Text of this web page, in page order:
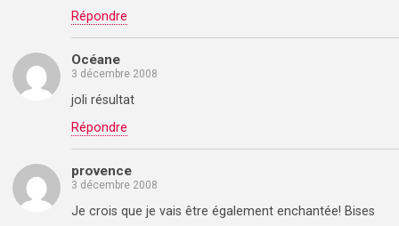
Répondre
Océane
3 décembre 2008
joli résultat
Répondre
provence
3 décembre 2008
Je crois que je vais être également enchantée! Bises